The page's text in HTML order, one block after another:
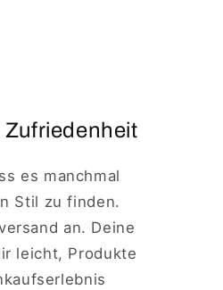
Zufriedenheit
es manchmal
Stil zu finden.
an. Deine
leicht, Produkte